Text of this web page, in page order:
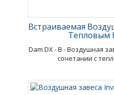
Встраиваемая
Тепловым
Dam DX - В - Воздушная
сочетании с